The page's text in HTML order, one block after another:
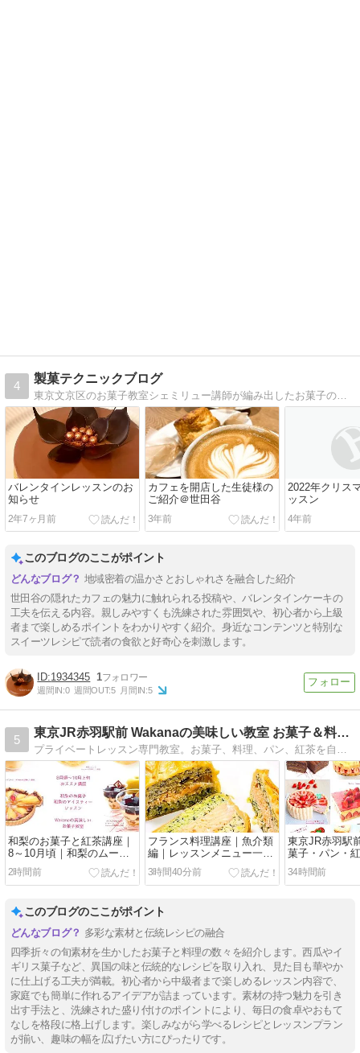
4
製菓テクニックブログ
東京文京区のお菓子教室シェミリュー講師が編み出したお菓子のテクニックをお伝えいたします。旧ブログ「お菓子の裏技まとめ」がハッキングされこつこつ再建中です。
バレンタインレッスンのお
知らせ
2年7ヶ月前
カフェを開店した生徒様の
ご紹介＠世田谷
3年前
2022年クリス
ッスン
4年前
このブログのここがポイント
地域密着の温かさとおしゃれさを融合した紹介
世田谷の隠れたカフェの魅力に触れられる投稿や、バレンタインケーキの
工夫を伝える内容。親しみやすくも洗練された雰囲気や、初心者から上級
者まで楽しめるポイントをわかりやすく紹介。身近なコンテンツと特別な
スイーツレシピで読者の食欲と好奇心を刺激します。
1934345 1
週間IN:0 週間OUT:5 月間IN:5
5
東京JR赤羽駅前 Wakanaの美味しい教室 お菓子＆料理他
プライベートレッスン専門教室。お菓子、料理、パン、紅茶を自宅でレッスン。講師は海外修業＆パティシエ＆料理学校講師経験者、日本ソムリエ協会認定ソムリエと製菓衛生師
和梨のお菓子と紅茶講座｜
8～10月頃｜和梨のムー
ス・ショコラ、和梨のカラ
メル・フラン・タルト他
2時間前
フランス料理講座｜魚介類
編｜レッスンメニュー一覧
｜サーモンのクリビヤック
パイ、真鯛と帆立クネル他
3時間40分前
東京JR赤羽駅
菓子・パン・
ッスン案内と
てプライベー
34時間前
このブログのここがポイント
多彩な素材と伝統レシピの融合
四季折々の旬素材を生かしたお菓子と料理の数々を紹介します。西瓜やイ
ギリス菓子など、異国の味と伝統的なレシピを取り入れ、見た目も華やか
に仕上げる工夫が満載。初心者から中級者まで楽しめるレッスン内容で、
家庭でも簡単に作れるアイデアが詰まっています。素材の持つ魅力を引き
出す手法と、洗練された盛り付けのポイントにより、毎日の食卓やおもて
なしを格段に格上げします。楽しみながら学べるレシピとレッスンプラン
が揃い、趣味の幅を広げたい方にぴったりです。